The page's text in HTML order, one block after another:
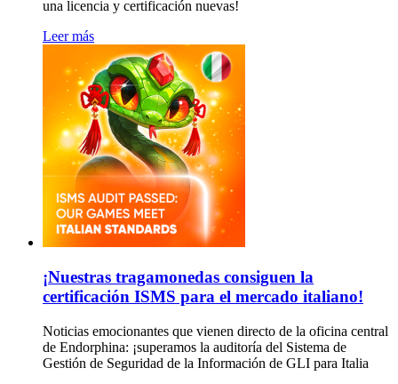
una licencia y certificación nuevas!
Leer más
¡Nuestras tragamonedas consiguen la
certificación ISMS para el mercado italiano!
Noticias emocionantes que vienen directo de la oficina central
de Endorphina: ¡superamos la auditoría del Sistema de
Gestión de Seguridad de la Información de GLI para Italia